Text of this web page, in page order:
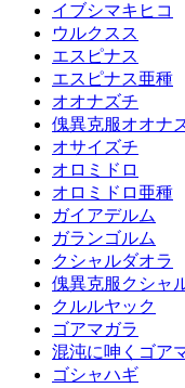
イブシマキヒコ
ウルクスス
エスピナス
エスピナス亜種
オオナズチ
傀異克服オオナ
オサイズチ
オロミドロ
オロミドロ亜種
ガイアデルム
ガランゴルム
クシャルダオラ
傀異克服クシャ
クルルヤック
ゴアマガラ
混沌に呻くゴア
ゴシャハギ